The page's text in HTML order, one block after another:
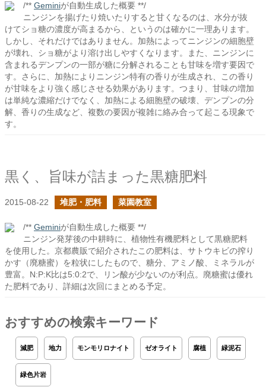
/** Geminiが自動生成した概要 **/
ニンジンを揚げたり焼いたりすると甘くなるのは、水分が抜
けてショ糖の濃度が高まるから、というのは確かに一理あります。
しかし、それだけではありません。加熱によってニンジンの細胞壁
が壊れ、ショ糖がより溶け出しやすくなります。また、ニンジンに
含まれるデンプンの一部が糖に分解されることも甘味を増す要因で
す。さらに、加熱によりニンジン特有の香りが生成され、この香り
が甘味をより強く感じさせる効果があります。つまり、甘味の増加
は単純な濃縮だけでなく、加熱による細胞壁の破壊、デンプンの分
解、香りの生成など、複数の要因が複雑に絡み合って起こる現象で
す。
黒く、旨味が詰まった黒糖肥料
2015-08-22 堆肥・肥料 菜園教室
/** Geminiが自動生成した概要 **/
ニンジン発芽後の中耕時に、植物性有機肥料として黒糖肥料
を使用した。京都農販で紹介されたこの肥料は、サトウキビの搾り
かす（廃糖蜜）を粒状にしたもので、糖分、アミノ酸、ミネラルが
豊富。N:P:K比は5:0:2で、リン酸が少ないのが利点。廃糖蜜は優れ
た肥料であり、詳細は次回にまとめる予定。
おすすめの検索キーワード
減肥 地力 モンモリロナイト ゼオライト 腐植 緑泥石
緑色片岩